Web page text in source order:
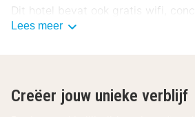
Dit hotel bevat ook gratis wifi,
een skiopslagruimte.
Hotelstars Union kent in Oostenrijk
sterrenclassificatie toe. Deze
Lees meer
Creëer jouw unieke verblijf